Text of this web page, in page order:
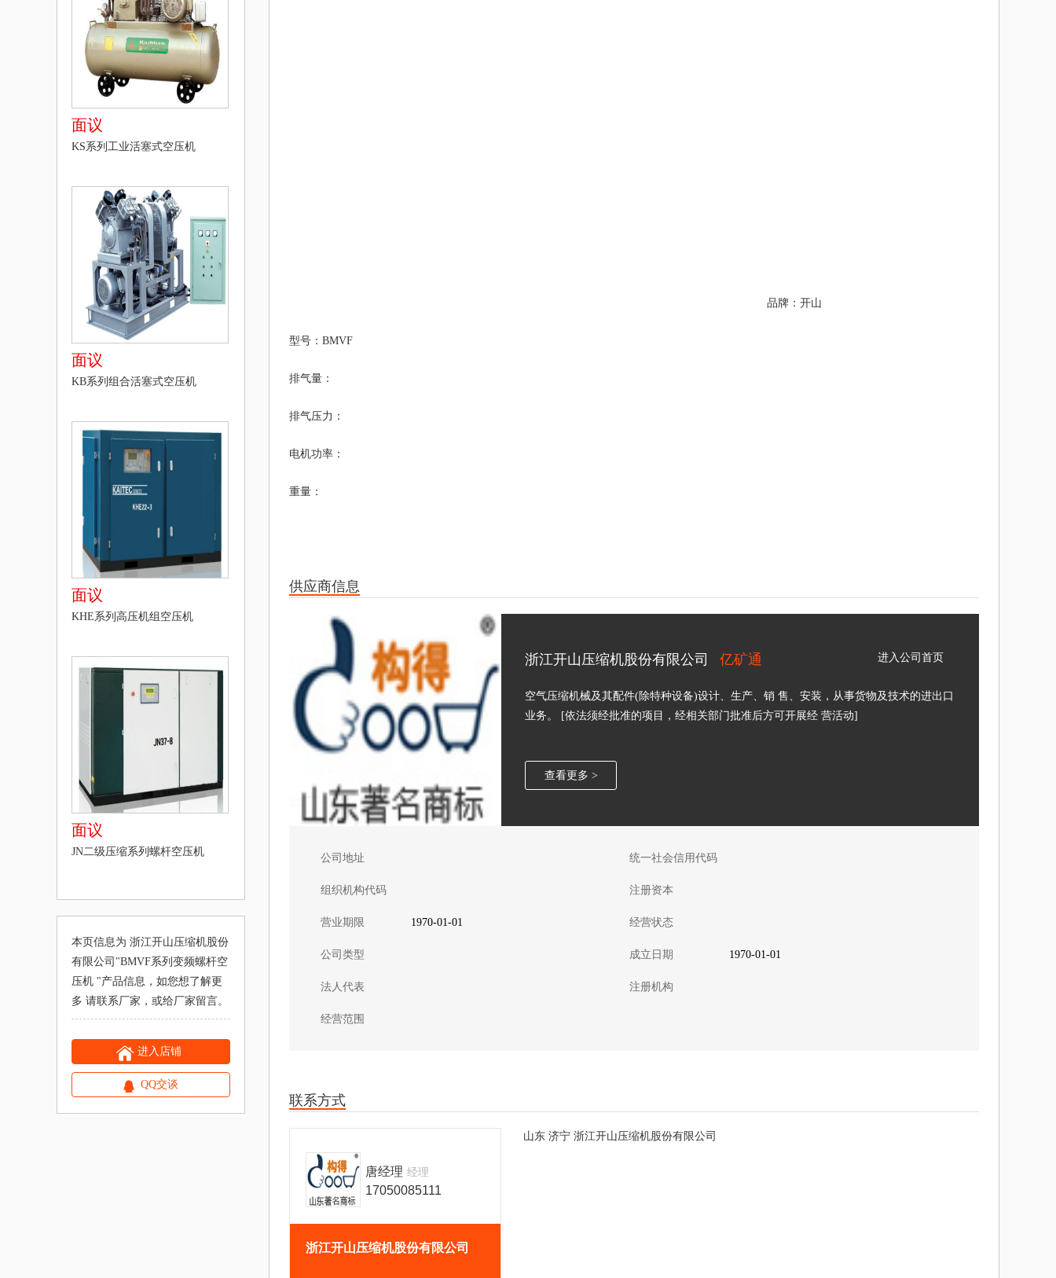
面议
KS系列工业活塞式空压机
面议
KB系列组合活塞式空压机
面议
KHE系列高压机组空压机
面议
JN二级压缩系列螺杆空压机
本页信息为 浙江开山压缩机股份
有限公司"BMVF系列变频螺杆空
压机 "产品信息，如您想了解更
多 请联系厂家，或给厂家留言。
进入店铺
QQ交谈
																			品牌：开山
型号： BMVF
排气量：
排气压力：
电机功率：
重量：
供应商信息
浙江开山压缩机股份有限公司 亿矿通 进入公司首页
空气压缩机械及其配件(除特种设备)设计、生产、销 售、安装，从事货物及技术的进出口
业务。 [依法须经批准的项目，经相关部门批准后方可开展经 营活动]
查看更多 >
公司地址 统一社会信用代码
组织机构代码 注册资本
营业期限 1970-01-01 经营状态
公司类型 成立日期 1970-01-01
法人代表 注册机构
经营范围
联系方式
唐经理 经理
17050085111
浙江开山压缩机股份有限公司
山东 济宁 浙江开山压缩机股份有限公司